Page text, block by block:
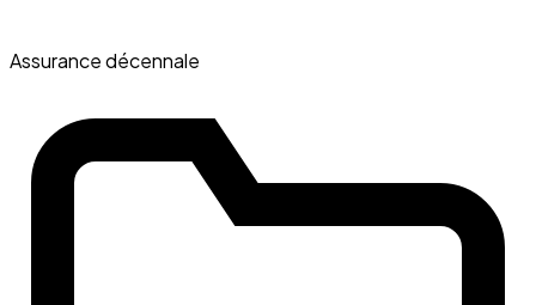
Assurance décennale